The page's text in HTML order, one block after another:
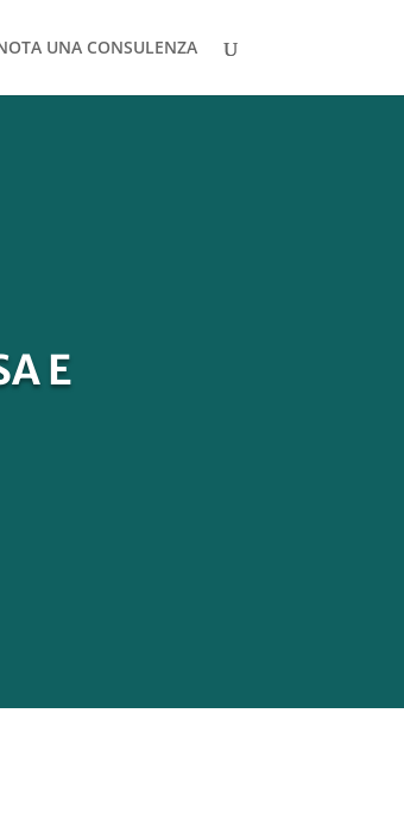
UNA CONSULENZA
E